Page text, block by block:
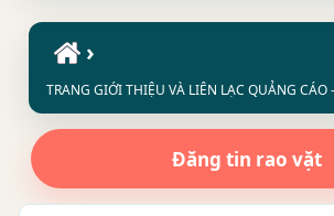
›
TRANG GIỚI THIỆU VÀ LIÊN LẠC QUẢNG CÁO
Đăng tin rao vặt